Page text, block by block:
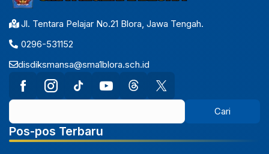
Jl. Tentara Pelajar No.21 Blora, Jawa Tengah.
0296-531152
disdiksmansa@sma1blora.sch.id
Pos-pos Terbaru